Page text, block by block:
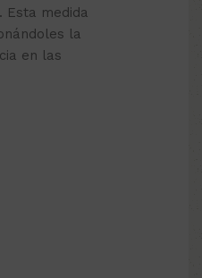
Esta medida
la
en las